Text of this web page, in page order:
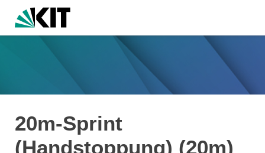
20m-Sprint
(Handstoppung) (20m)